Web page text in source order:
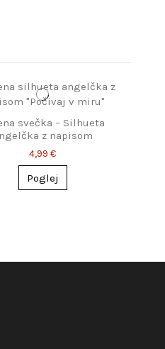
svečka – Silhueta
z napisom
4,99 €
Poglej